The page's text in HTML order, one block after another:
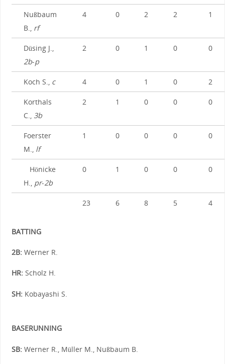
Nußbaum
B., rf
4 0 2 2 1
Düsing J.,
2b-p
2 0 1 0 0
Koch S., c 4 0 1 0 2
Korthals
C., 3b
2 1 0 0 0
Foerster
M., lf
1 0 0 0 0
Hönicke
H., pr-2b
0 1 0 0 0
23 6 8 5 4
BATTING
2B:Werner R.
HR:Scholz H.
SH:Kobayashi S.
BASERUNNING
SB:Werner R., Müller M., Nußbaum B.